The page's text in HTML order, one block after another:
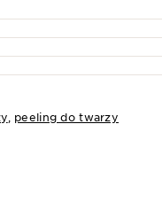
, peeling do twarzy